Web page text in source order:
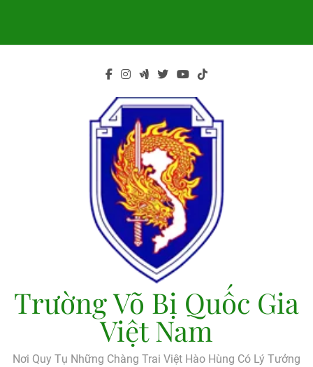
Trường Võ Bị Quốc Gia
Việt Nam
Nơi Quy Tụ Những Chàng Trai Việt Hào Hùng Có Lý Tưởng